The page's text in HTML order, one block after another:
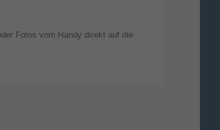
Fotos vom Handy direkt auf die